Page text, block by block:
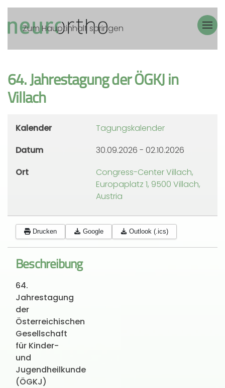
Zum Hauptinhalt springen
64. Jahrestagung der ÖGKJ in
Villach
Kalender
Tagungskalender
Datum
30.09.2026 - 02.10.2026
Ort
Congress-Center Villach,
Europaplatz 1, 9500 Villach,
Austria
Drucken Google Outlook (.ics)
Beschreibung
64.
Jahrestagung
der
Österreichischen
Gesellschaft
für Kinder-
und
Jugendheilkunde
(ÖGKJ)